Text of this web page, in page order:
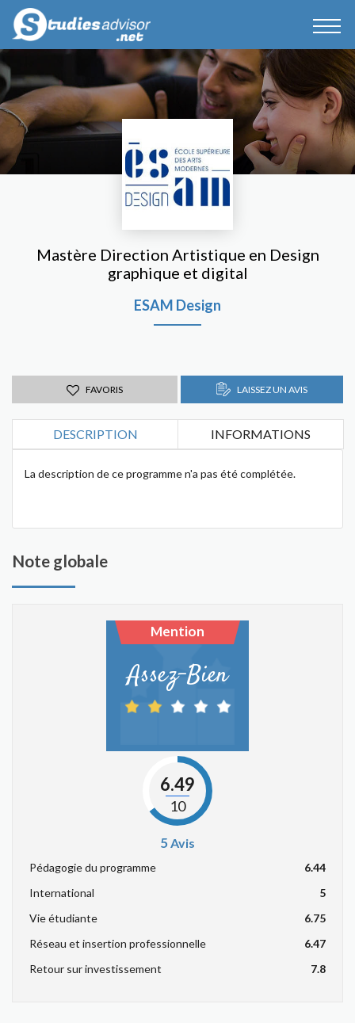
Mastère Direction Artistique en Design
graphique et digital
ESAM Design
FAVORIS LAISSEZ UN AVIS
DESCRIPTION INFORMATIONS
La description de ce programme n'a pas été complétée.
Note globale
Mention
Assez-Bien
6.49
10
5Avis
Pédagogie du programme
6.44
International
5
Vie étudiante
6.75
Réseau et insertion professionnelle
6.47
Retour sur investissement
7.8